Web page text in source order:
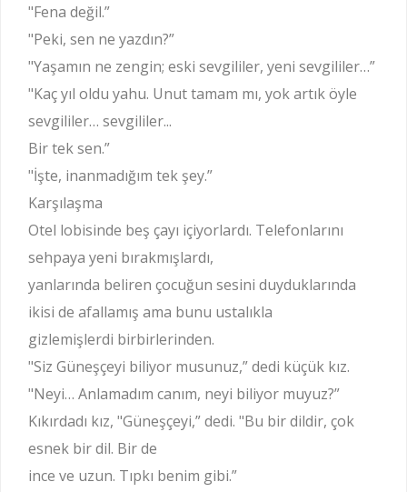
"Fena değil.”
"Peki, sen ne yazdın?”
"Yaşamın ne zengin; eski sevgililer, yeni sevgililer…”
"Kaç yıl oldu yahu. Unut tamam mı, yok artık öyle
sevgililer… sevgililer...
Bir tek sen.”
"İşte, inanmadığım tek şey.”
Karşılaşma
Otel lobisinde beş çayı içiyorlardı. Telefonlarını
sehpaya yeni bırakmışlardı,
yanlarında beliren çocuğun sesini duyduklarında
ikisi de afallamış ama bunu ustalıkla
gizlemişlerdi birbirlerinden.
"Siz Güneşçeyi biliyor musunuz,” dedi küçük kız.
"Neyi… Anlamadım canım, neyi biliyor muyuz?”
Kıkırdadı kız, "Güneşçeyi,” dedi. "Bu bir dildir, çok
esnek bir dil. Bir de
ince ve uzun. Tıpkı benim gibi.”